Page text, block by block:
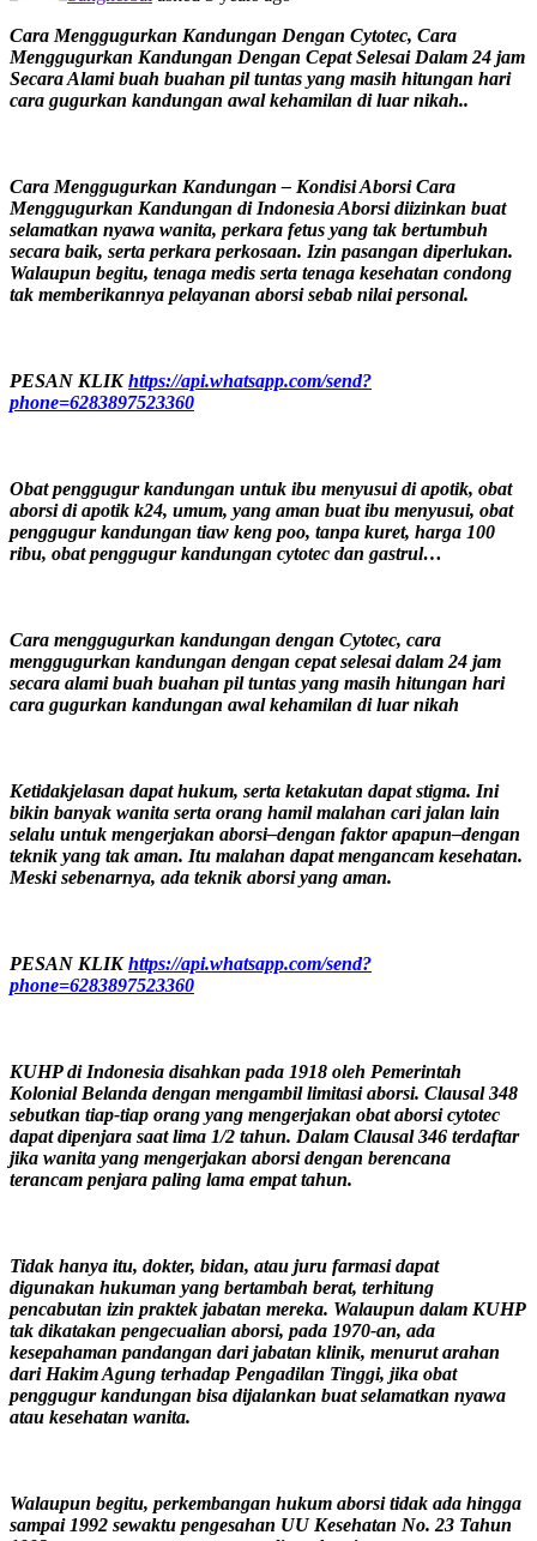
Cara Menggugurkan Kandungan Dengan Cytotec, Cara
Menggugurkan Kandungan Dengan Cepat Selesai Dalam 24 jam
Secara Alami buah buahan pil tuntas yang masih hitungan hari
cara gugurkan kandungan awal kehamilan di luar nikah..
Cara Menggugurkan Kandungan – Kondisi Aborsi Cara
Menggugurkan Kandungan di Indonesia Aborsi diizinkan buat
selamatkan nyawa wanita, perkara fetus yang tak bertumbuh
secara baik, serta perkara perkosaan. Izin pasangan diperlukan.
Walaupun begitu, tenaga medis serta tenaga kesehatan condong
tak memberikannya pelayanan aborsi sebab nilai personal.
PESAN KLIKhttps://api.whatsapp.com/send?
phone=6283897523360
Obat penggugur kandungan untuk ibu menyusui di apotik, obat
aborsi di apotik k24, umum, yang aman buat ibu menyusui, obat
penggugur kandungan tiaw keng poo, tanpa kuret, harga 100
ribu, obat penggugur kandungan cytotec dan gastrul…
Cara menggugurkan kandungan dengan Cytotec, cara
menggugurkan kandungan dengan cepat selesai dalam 24 jam
secara alami buah buahan pil tuntas yang masih hitungan hari
cara gugurkan kandungan awal kehamilan di luar nikah
Ketidakjelasan dapat hukum, serta ketakutan dapat stigma. Ini
bikin banyak wanita serta orang hamil malahan cari jalan lain
selalu untuk mengerjakan aborsi–dengan faktor apapun–dengan
teknik yang tak aman. Itu malahan dapat mengancam kesehatan.
Meski sebenarnya, ada teknik aborsi yang aman.
PESAN KLIKhttps://api.whatsapp.com/send?
phone=6283897523360
KUHP di Indonesia disahkan pada 1918 oleh Pemerintah
Kolonial Belanda dengan mengambil limitasi aborsi. Clausal 348
sebutkan tiap-tiap orang yang mengerjakan obat aborsi cytotec
dapat dipenjara saat lima 1/2 tahun. Dalam Clausal 346 terdaftar
jika wanita yang mengerjakan aborsi dengan berencana
terancam penjara paling lama empat tahun.
Tidak hanya itu, dokter, bidan, atau juru farmasi dapat
digunakan hukuman yang bertambah berat, terhitung
pencabutan izin praktek jabatan mereka. Walaupun dalam KUHP
tak dikatakan pengecualian aborsi, pada 1970-an, ada
kesepahaman pandangan dari jabatan klinik, menurut arahan
dari Hakim Agung terhadap Pengadilan Tinggi, jika obat
penggugur kandungan bisa dijalankan buat selamatkan nyawa
atau kesehatan wanita.
Walaupun begitu, perkembangan hukum aborsi tidak ada hingga
sampai 1992 sewaktu pengesahan UU Kesehatan No. 23 Tahun